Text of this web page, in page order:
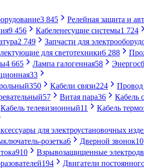
3 845 Релейная защита и
9 456 Кабеленесущие системы1 724
2 749 Запчасти для
для светотехники6 288
4 665 Лампа галогенная58
33
350 Кабели связи224
57 Витая пара36 Кабель
Кабель телевизионный11 Кабель
для электроустановочных
розетка6 Дверной звонок10
910 Взрывозащищенные
194 Двигатели